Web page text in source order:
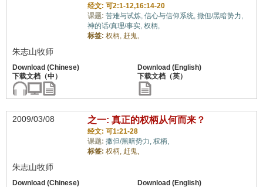
经文: 可2:1-12,16:14-20
课题: 苦难与试炼, 信心与信仰系统, 撒但/黑暗势力,
神的话/真理/事实, 权柄,
标签: 权柄, 赶鬼,
朱志山牧师
2009/03/08 之一: 真正的权柄从何而来？
经文: 可1:21-28
课题: 撒但/黑暗势力, 权柄,
标签: 权柄, 赶鬼,
朱志山牧师